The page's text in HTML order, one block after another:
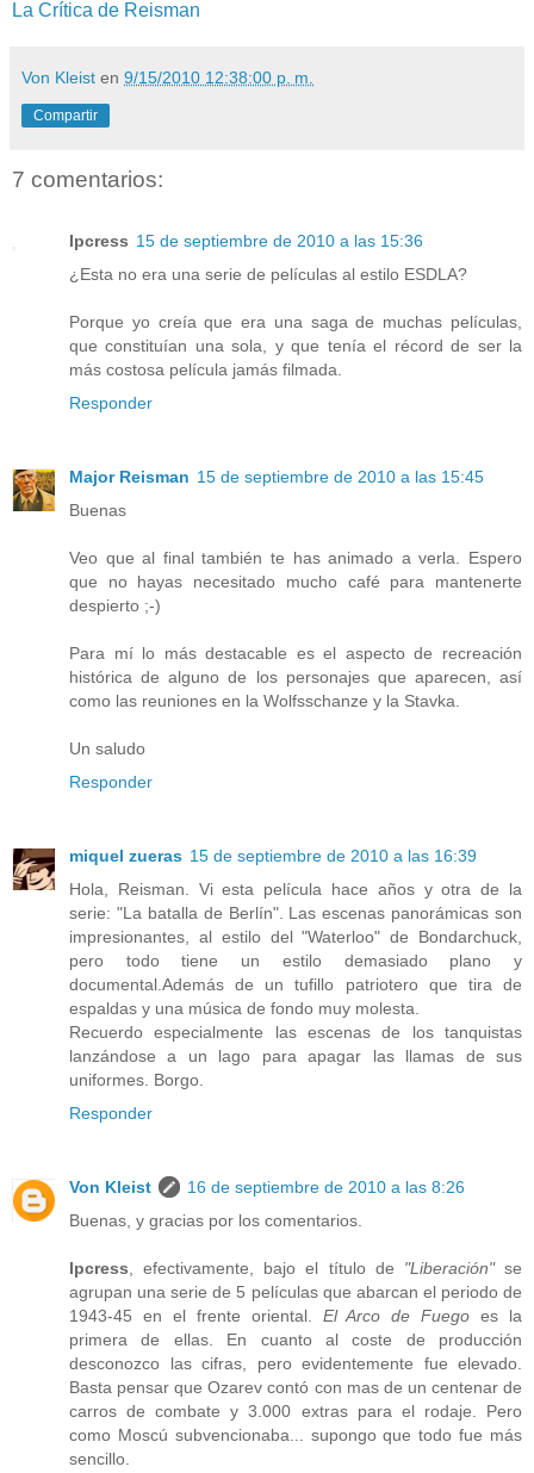
La Crítica de Reisman
Von Kleist en 9/15/2010 12:38:00 p. m.
Compartir
7 comentarios:
Ipcress 15 de septiembre de 2010 a las 15:36
¿Esta no era una serie de películas al estilo ESDLA?
Porque yo creía que era una saga de muchas películas,
que constituían una sola, y que tenía el récord de ser la
más costosa película jamás filmada.
Responder
Major Reisman 15 de septiembre de 2010 a las 15:45
Buenas
Veo que al final también te has animado a verla. Espero
que no hayas necesitado mucho café para mantenerte
despierto ;-)
Para mí lo más destacable es el aspecto de recreación
histórica de alguno de los personajes que aparecen, así
como las reuniones en la Wolfsschanze y la Stavka.
Un saludo
Responder
miquel zueras 15 de septiembre de 2010 a las 16:39
Hola, Reisman. Vi esta película hace años y otra de la
serie: "La batalla de Berlín". Las escenas panorámicas son
impresionantes, al estilo del "Waterloo" de Bondarchuck,
pero todo tiene un estilo demasiado plano y
documental.Además de un tufillo patriotero que tira de
espaldas y una música de fondo muy molesta.
Recuerdo especialmente las escenas de los tanquistas
lanzándose a un lago para apagar las llamas de sus
uniformes. Borgo.
Responder
Von Kleist
16 de septiembre de 2010 a las 8:26
Buenas, y gracias por los comentarios.
Ipcress , efectivamente, bajo el título de "Liberación"se
agrupan una serie de 5 películas que abarcan el periodo de
1943-45 en el frente oriental. El Arco de Fuego es la
primera de ellas. En cuanto al coste de producción
desconozco las cifras, pero evidentemente fue elevado.
Basta pensar que Ozarev contó con mas de un centenar de
carros de combate y 3.000 extras para el rodaje. Pero
como Moscú subvencionaba... supongo que todo fue más
sencillo.